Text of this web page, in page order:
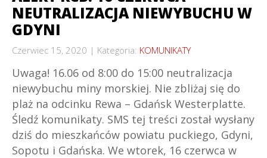
NEUTRALIZACJA NIEWYBUCHU W
GDYNI
Czerwiec 15, 2020 Kategoria: KOMUNIKATY
Uwaga! 16.06 od 8:00 do 15:00 neutralizacja
niewybuchu miny morskiej. Nie zbliżaj się do
plaż na odcinku Rewa – Gdańsk Westerplatte.
Śledź komunikaty. SMS tej treści został wysłany
dziś do mieszkańców powiatu puckiego, Gdyni,
Sopotu i Gdańska. We wtorek, 16 czerwca w